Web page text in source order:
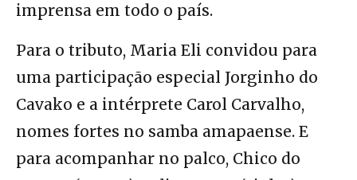
imprensa em todo o país.
Para o tributo, Maria Eli convidou para
uma participação especial Jorginho do
Cavako e a intérprete Carol Carvalho,
nomes fortes no samba amapaense. E
para acompanhar no palco, Chico do